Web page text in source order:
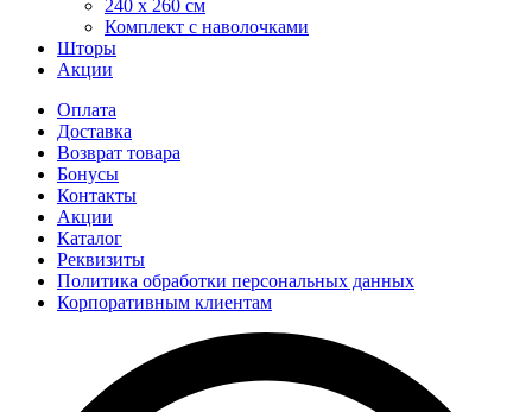
240 х 260 см
Комплект с наволочками
Шторы
Акции
Оплата
Доставка
Возврат товара
Бонусы
Контакты
Акции
Каталог
Реквизиты
Политика обработки персональных данных
Корпоративным клиентам